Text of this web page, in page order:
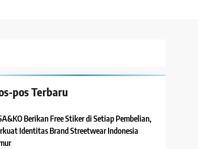
pos Terbaru
Berikan Free Stiker di Setiap Pembelian,
Identitas Brand Streetwear Indonesia